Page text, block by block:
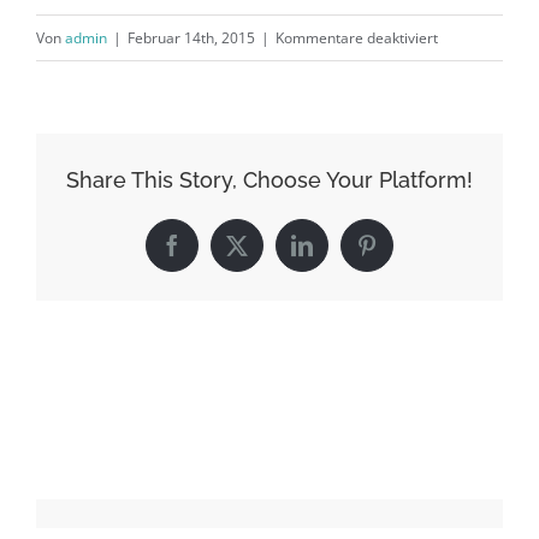
Vonadmin | Februar 14th, 2015 | Kommentare deaktiviertfür
Share This Story, Choose Your Platform!
Facebook
X LinkedInPinterest